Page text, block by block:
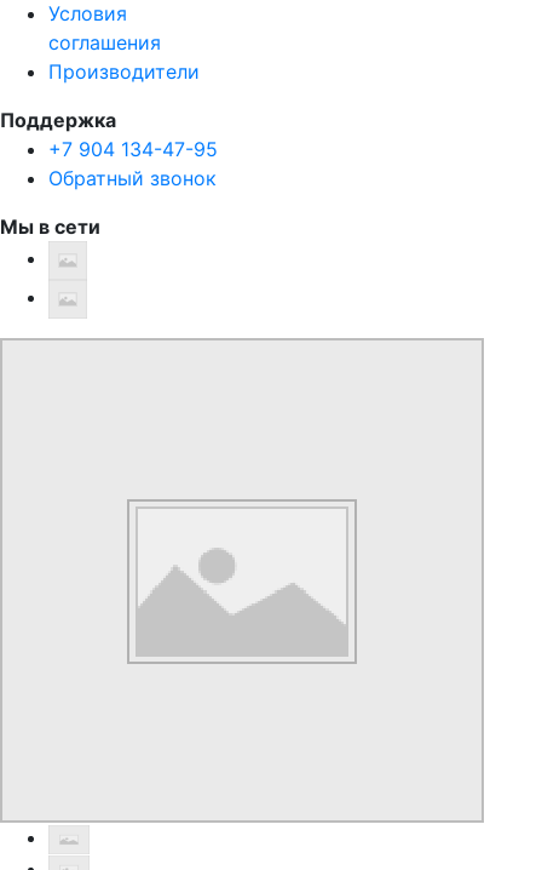
Условия
соглашения
Производители
Поддержка
+7 904 134-47-95
Обратный звонок
Мы в сети